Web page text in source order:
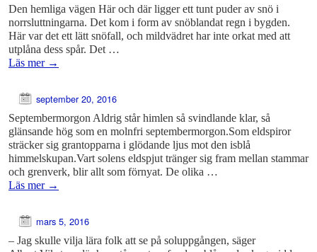
Den hemliga vägen Här och där ligger ett tunt puder av snö i
norrsluttningarna. Det kom i form av snöblandat regn i bygden.
Här var det ett lätt snöfall, och mildvädret har inte orkat med att
utplåna dess spår. Det …
Läs mer →
september 20, 2016
Septembermorgon Aldrig står himlen så svindlande klar, så
glänsande hög som en molnfri septembermorgon.Som eldspiror
sträcker sig grantopparna i glödande ljus mot den isblå
himmelskupan.Vart solens eldspjut tränger sig fram mellan stammar
och grenverk, blir allt som förnyat. De olika …
Läs mer →
mars 5, 2016
– Jag skulle vilja lära folk att se på soluppgången, säger